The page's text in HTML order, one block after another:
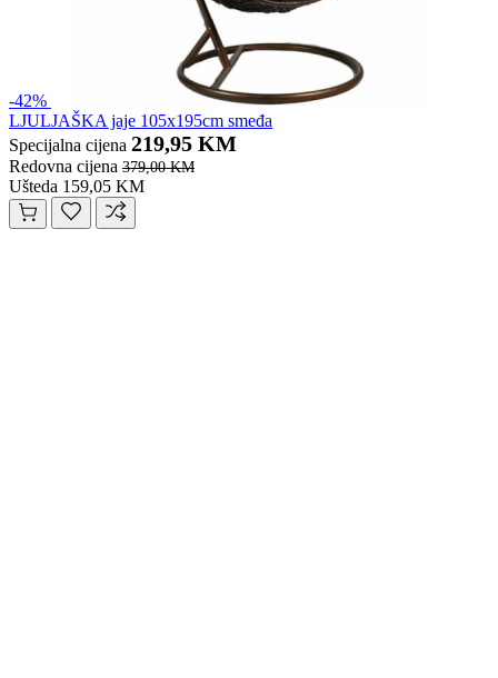
-42%
LJULJAŠKA jaje 105x195cm smeđa
Specijalna cijena 219,95 KM
Redovna cijena 379,00 KM
Ušteda 159,05 KM